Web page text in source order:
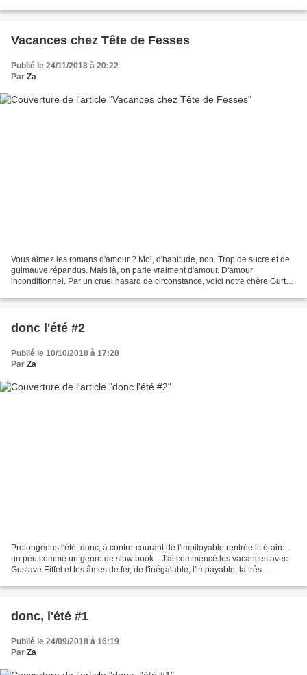
Vacances chez Tête de Fesses
Publié le 24/11/2018 à 20:22
Par Za
Vous aimez les romans d'amour ? Moi, d'habitude, non. Trop de sucre et de
guimauve répandus. Mais là, on parle vraiment d'amour. D'amour
inconditionnel. Par un cruel hasard de circonstance, voici notre chère Gurty
donc l'été #2
Publié le 10/10/2018 à 17:28
Par Za
Prolongeons l'été, donc, à contre-courant de l'impitoyable rentrée littéraire,
un peu comme un genre de slow book... J'ai commencé les vacances avec
Gustave Eiffel et les âmes de fer, de l'inégalable, l'impayable, la très
donc, l'été #1
Publié le 24/09/2018 à 16:19
Par Za